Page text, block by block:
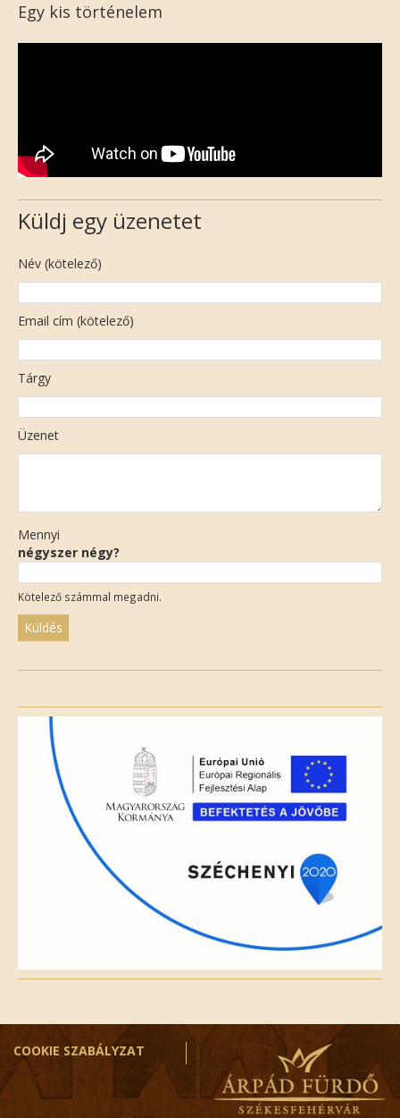
Egy kis történelem
Küldj egy üzenetet
Név (kötelező)
Email cím (kötelező)
Tárgy
Üzenet
Mennyi
négyszer négy?
Kötelező számmal megadni.
field
empty.
COOKIE SZABÁLYZAT